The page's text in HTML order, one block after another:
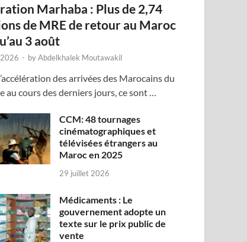
Marhaba : Plus de 2,74
de MRE de retour au Maroc
3 août
- byAbdelkhalek Moutawakil
des arrivées des Marocains du
au cours des derniers jours, ce sont …
CCM: 48 tournages
cinématographiques et
télévisées étrangers au
Maroc en 2025
29 juillet 2026
Médicaments : Le
gouvernement adopte un
texte sur le prix public de
vente